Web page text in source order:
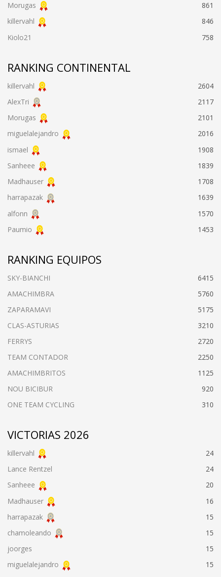
Morugas
861
killervahl
846
Kiolo21
758
RANKING CONTINENTAL
killervahl
2604
AlexTri
2117
Morugas
2101
miguelalejandro
2016
ismael
1908
Sanheee
1839
Madhauser
1708
harrapazak
1639
alfonn
1570
Paumio
1453
RANKING EQUIPOS
SKY-BIANCHI
6415
AMACHIMBRA
5760
ZAPARAMAVI
5175
CLAS-ASTURIAS
3210
FERRYS
2720
TEAM CONTADOR
2250
AMACHIMBRITOS
1125
NOU BICIBUR
920
ONE TEAM CYCLING
310
VICTORIAS 2026
killervahl
24
Lance Rentzel
24
Sanheee
20
Madhauser
16
harrapazak
15
chamoleando
15
joorges
15
miguelalejandro
15